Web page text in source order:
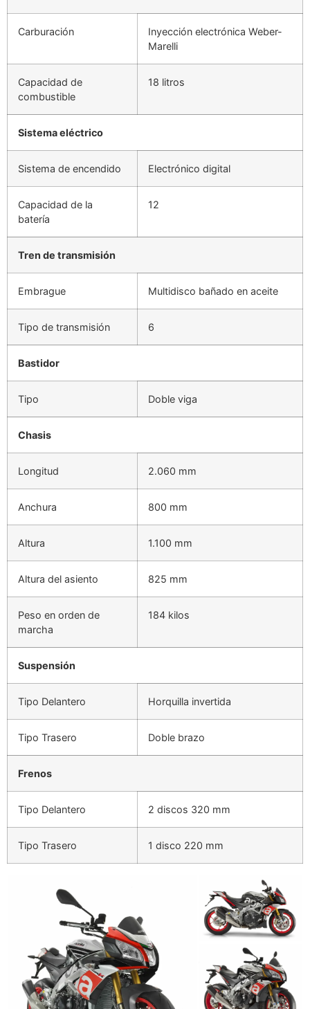
Carburación
Inyección electrónica Weber-
Marelli
Capacidad de
combustible
18 litros
Sistema eléctrico
Sistema de encendido Electrónico digital
Capacidad de la
batería
12
Tren de transmisión
Embrague Multidisco bañado en aceite
Tipo de transmisión 6
Bastidor
Tipo Doble viga
Chasis
Longitud 2.060 mm
Anchura 800 mm
Altura 1.100 mm
Altura del asiento 825 mm
Peso en orden de
marcha
184 kilos
Suspensión
Tipo Delantero Horquilla invertida
Tipo Trasero Doble brazo
Frenos
Tipo Delantero 2 discos 320 mm
Tipo Trasero 1 disco 220 mm